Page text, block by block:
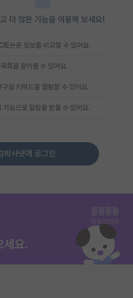
더 많은 기능을 이용해 보세요!
논문 정보를 비교할 수 있어요.
록을 찾아볼 수 있어요.
실 키워드를 열람할 수 있어요.
능으로 알람을 받을 수 있어요.
박사넷에 로그인